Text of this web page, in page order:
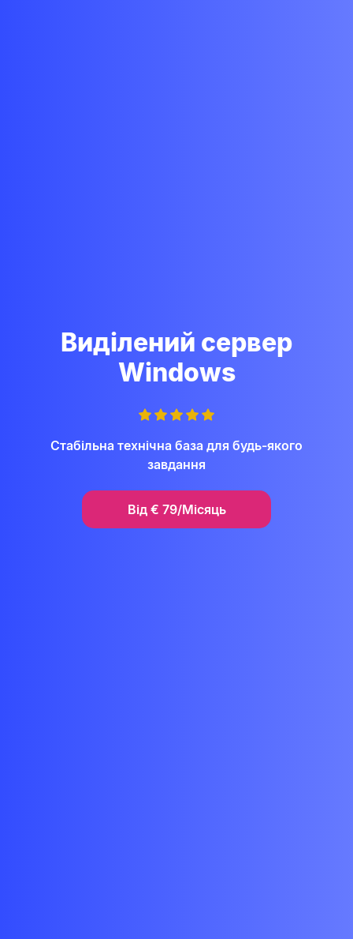
Виділений сервер
Windows
Стабільна технічна база для будь-якого
завдання
Від € 79/Місяць